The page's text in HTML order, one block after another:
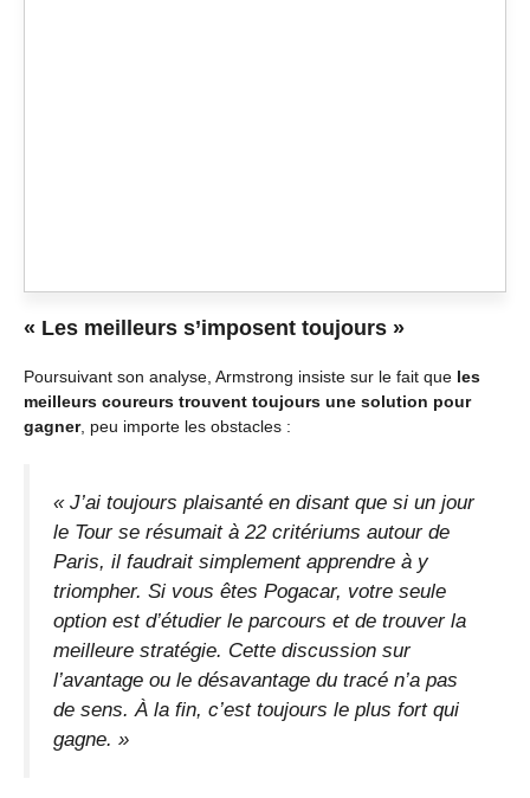
« Les meilleurs s’imposent toujours »
Poursuivant son analyse, Armstrong insiste sur le fait que les
meilleurs coureurs trouvent toujours une solution pour
gagner, peu importe les obstacles :
« J’ai toujours plaisanté en disant que si un jour
le Tour se résumait à 22 critériums autour de
Paris, il faudrait simplement apprendre à y
triompher. Si vous êtes Pogacar, votre seule
option est d’étudier le parcours et de trouver la
meilleure stratégie. Cette discussion sur
l’avantage ou le désavantage du tracé n’a pas
de sens. À la fin, c’est toujours le plus fort qui
gagne. »